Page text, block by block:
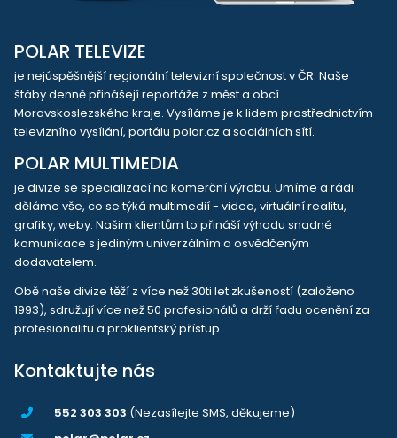
POLAR TELEVIZE
je nejúspěšnější regionální televizní společnost v ČR. Naše
štáby denně přinášejí reportáže z měst a obcí
Moravskoslezského kraje. Vysíláme je k lidem prostřednictvím
televizního vysílání, portálu polar.cz a sociálních sítí.
POLAR MULTIMEDIA
je divize se specializací na komerční výrobu. Umíme a rádi
děláme vše, co se týká multimedií - videa, virtuální realitu,
grafiky, weby. Našim klientům to přináší výhodu snadné
komunikace s jediným univerzálním a osvědčeným
dodavatelem.
Obě naše divize těží z více než 30ti let zkušeností (založeno
1993), sdružují více než 50 profesionálů a drží řadu ocenění za
profesionalitu a proklientský přístup.
Kontaktujte nás
552 303 303 (Nezasílejte SMS, děkujeme)